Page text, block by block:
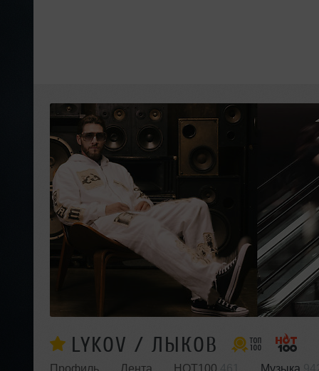
LYKOV / ЛЫКОВ
Профиль Лента HOT100
Музыка